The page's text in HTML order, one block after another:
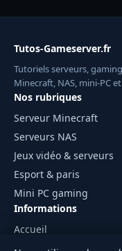
Tutos-Gameserver.fr
Tutoriels serveurs,
Minecraft, NAS, mini-PC
Nos rubriques
Serveur Minecraft
Serveurs NAS
Jeux vidéo & serveurs
Esport & paris
Mini PC gaming
Informations
Accueil
Mentions légales